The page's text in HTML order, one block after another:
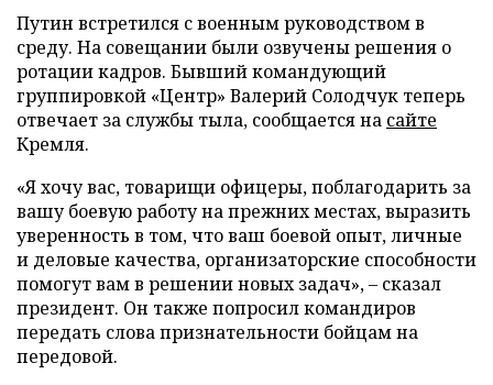
Путин встретился с военным руководством в
среду. На совещании были озвучены решения о
ротации кадров. Бывший командующий
группировкой «Центр» Валерий Солодчук теперь
отвечает за службы тыла, сообщается на сайте
Кремля.
«Я хочу вас, товарищи офицеры, поблагодарить за
вашу боевую работу на прежних местах, выразить
уверенность в том, что ваш боевой опыт, личные
и деловые качества, организаторские способности
помогут вам в решении новых задач», – сказал
президент. Он также попросил командиров
передать слова признательности бойцам на
передовой.